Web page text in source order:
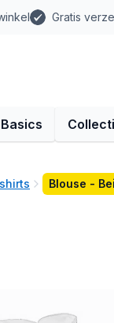
Gratis
Basics
Blouse -